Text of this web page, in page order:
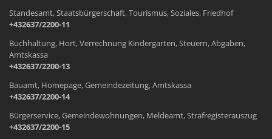
Standesamt, Staatsbürgerschaft, Tourismus, Soziales, Friedhof
+432637/2200-11
Buchhaltung, Hort, Verrechnung Kindergarten, Steuern, Abgaben,
Amtskassa
+432637/2200-13
Bauamt, Homepage, Gemeindezeitung, Amtskassa
+432637/2200-14
Bürgerservice, Gemeindewohnungen, Meldeamt, Strafregisterauszug
+432637/2200-15